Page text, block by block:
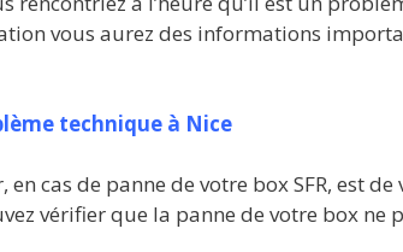
vous aurez des informations
technique à Nice
cas de panne de votre box SFR, est
vérifier que la panne de votre box